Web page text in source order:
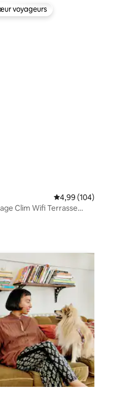
de 170 commentaires : 4,93 sur 5
voyageurs les plus appréciés
voyageurs
Évaluation moyenne
4,99 (104)
Clim Wifi Terrasse